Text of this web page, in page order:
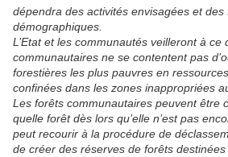
dépendra des activités envisagées et des
démographiques.
L’Etat et les communautés veilleront à ce
communautaires ne se contentent pas
forestières les plus pauvres en
confinées dans les zones inappropriées
Les forêts communautaires peuvent être
quelle forêt dès lors qu’elle n’est pas
peut recourir à la procédure de
de créer des réserves de forêts